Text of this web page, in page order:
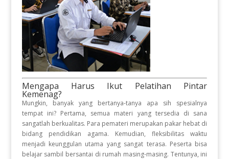
Mengapa Harus Ikut Pelatihan Pintar
Kemenag?
Mungkin, banyak yang bertanya-tanya apa sih spesialnya
tempat ini? Pertama, semua materi yang tersedia di sana
sangatlah berkualitas. Para pemateri merupakan pakar hebat di
bidang pendidikan agama. Kemudian, fleksibilitas waktu
menjadi keunggulan utama yang sangat terasa. Peserta bisa
belajar sambil bersantai di rumah masing-masing. Tentunya, ini